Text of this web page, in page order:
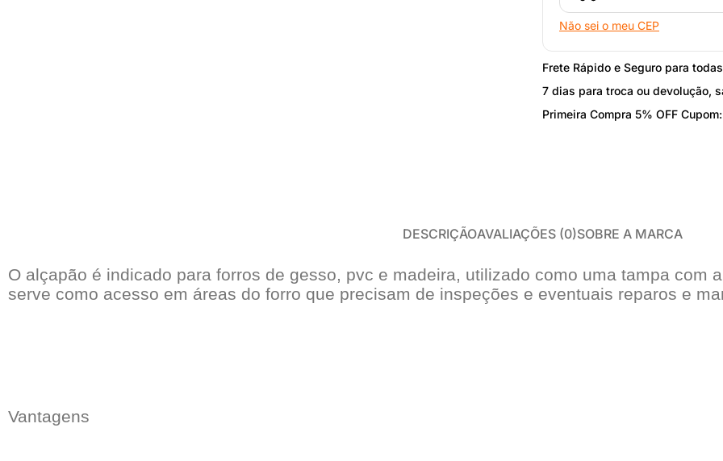
Painel Eucatex
Rolos
Acessórios Laminado
Piso Laminado
Não sei o meu CEP
Frete Rápido e Seguro para todas
7 dias para troca ou devolução,
Primeira Compra 5% OFF
DESCRIÇÃOAVALIAÇÕES (0)SOBRE A MARCA
O alçapão é indicado para forros de gesso, pvc e madeira, utilizado como uma tampa com
serve como acesso em áreas do forro que precisam de inspeções e eventuais reparos e
Vantagens